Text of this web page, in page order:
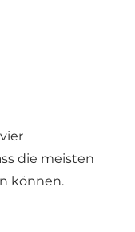
die meisten
können.